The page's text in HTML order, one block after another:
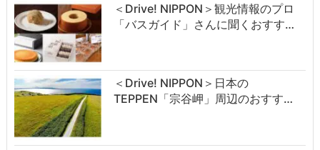
＜Drive! NIPPON＞観光情報のプロ
「バスガイド」さんに聞くおすす…
＜Drive! NIPPON＞日本の
TEPPEN「宗谷岬」周辺のおすす…